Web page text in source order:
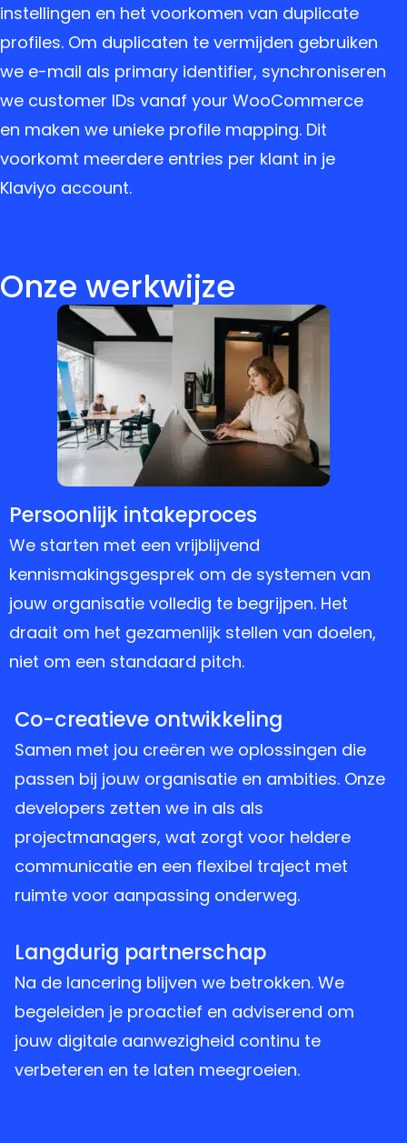
instellingen en het voorkomen van duplicate
profiles. Om duplicaten te vermijden gebruiken
we e-mail als primary identifier, synchroniseren
we customer IDs vanaf your WooCommerce
en maken we unieke profile mapping. Dit
voorkomt meerdere entries per klant in je
Klaviyo account.
Onze werkwijze
Persoonlijk intakeproces
We starten met een vrijblijvend
kennismakingsgesprek om de systemen van
jouw organisatie volledig te begrijpen. Het
draait om het gezamenlijk stellen van doelen,
niet om een standaard pitch.
Co-creatieve ontwikkeling
Samen met jou creëren we oplossingen die
passen bij jouw organisatie en ambities. Onze
developers zetten we in als als
projectmanagers, wat zorgt voor heldere
communicatie en een flexibel traject met
ruimte voor aanpassing onderweg.
Langdurig partnerschap
Na de lancering blijven we betrokken. We
begeleiden je proactief en adviserend om
jouw digitale aanwezigheid continu te
verbeteren en te laten meegroeien.